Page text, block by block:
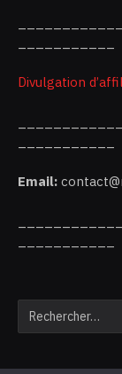
Divulgation
Email: